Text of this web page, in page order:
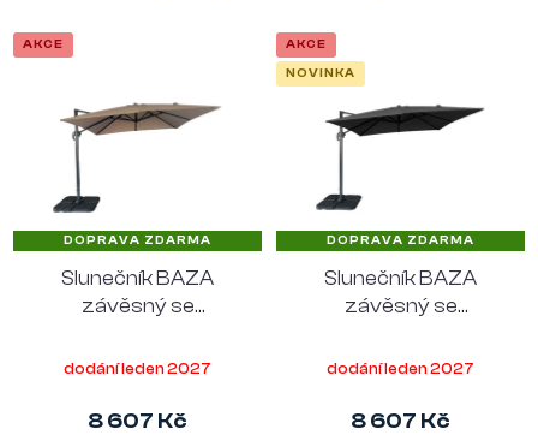
AKCE
DOPRAVA ZDARMA
Slunečník BAZA
závěsný se
Nordic, 295x295 cm,
dodání leden 2027
8 607 Kč
AKCE
NOVINKA
DOPRAVA ZDARMA
Slunečník BAZA
závěsný se
Nordic, 295x295 cm,
dodání leden 2027
8 607 Kč